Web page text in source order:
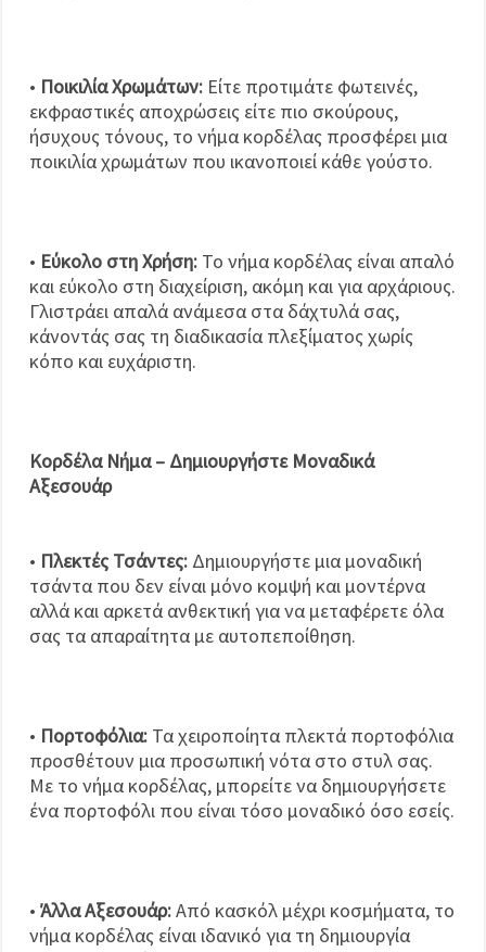
• Ποικιλία Χρωμάτων: Είτε προτιμάτε φωτεινές,
εκφραστικές αποχρώσεις είτε πιο σκούρους,
ήσυχους τόνους, το νήμα κορδέλας προσφέρει μια
ποικιλία χρωμάτων που ικανοποιεί κάθε γούστο.
• Εύκολο στη Χρήση: Το νήμα κορδέλας είναι απαλό
και εύκολο στη διαχείριση, ακόμη και για αρχάριους.
Γλιστράει απαλά ανάμεσα στα δάχτυλά σας,
κάνοντάς σας τη διαδικασία πλεξίματος χωρίς
κόπο και ευχάριστη.
Κορδέλα Νήμα – Δημιουργήστε Μοναδικά
Αξεσουάρ
• Πλεκτές Τσάντες: Δημιουργήστε μια μοναδική
τσάντα που δεν είναι μόνο κομψή και μοντέρνα
αλλά και αρκετά ανθεκτική για να μεταφέρετε όλα
σας τα απαραίτητα με αυτοπεποίθηση.
• Πορτοφόλια: Τα χειροποίητα πλεκτά πορτοφόλια
προσθέτουν μια προσωπική νότα στο στυλ σας.
Με το νήμα κορδέλας, μπορείτε να δημιουργήσετε
ένα πορτοφόλι που είναι τόσο μοναδικό όσο εσείς.
• Άλλα Αξεσουάρ:Από κασκόλ μέχρι κοσμήματα, το
νήμα κορδέλας είναι ιδανικό για τη δημιουργία